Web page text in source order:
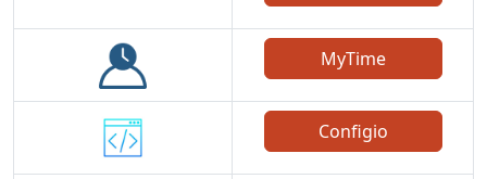
MyTime
Configio